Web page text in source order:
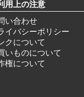
用上の注意
い合わせ
イバシーポリシー
クについて
いものについて
権について